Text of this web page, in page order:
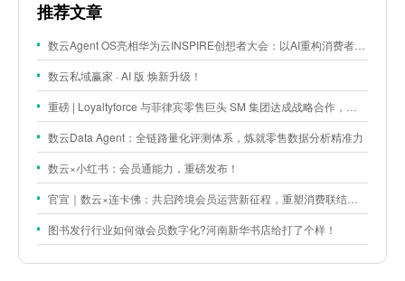
推荐文章
数云Agent OS亮相华为云INSPIRE创想者大会：以AI重构消费者运营与零售营销新范式
数云私域赢家 · AI 版 焕新升级！
重磅 | Loyaltyforce 与菲律宾零售巨头 SM 集团达成战略合作，携手开启 SMAC 会员数智化运营新征程
数云Data Agent：全链路量化评测体系，炼就零售数据分析精准力
数云×小红书：会员通能力，重磅发布！
官宣｜数云×连卡佛：共启跨境会员运营新征程，重塑消费联结新体验
图书发行行业如何做会员数字化?河南新华书店给打了个样！